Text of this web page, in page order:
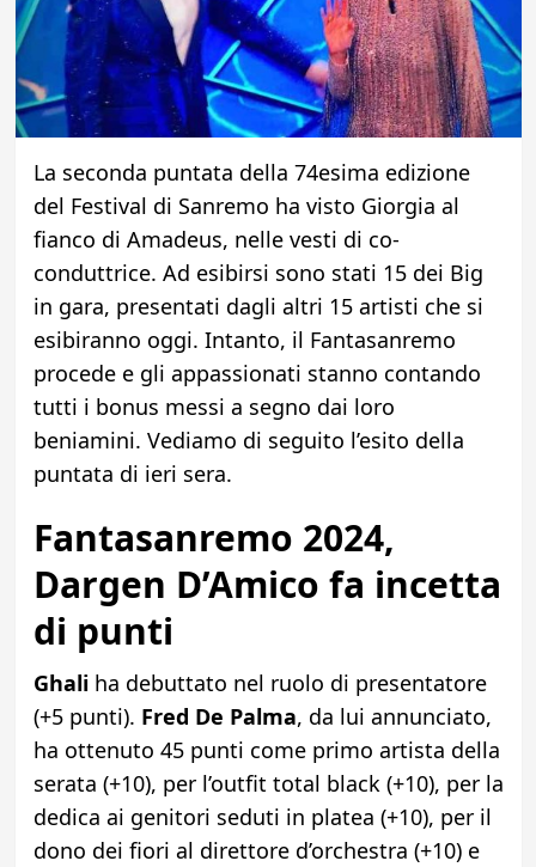
La seconda puntata della 74esima edizione
del Festival di Sanremo ha visto Giorgia al
fianco di Amadeus, nelle vesti di co-
conduttrice. Ad esibirsi sono stati 15 dei Big
in gara, presentati dagli altri 15 artisti che si
esibiranno oggi. Intanto, il Fantasanremo
procede e gli appassionati stanno contando
tutti i bonus messi a segno dai loro
beniamini. Vediamo di seguito l’esito della
puntata di ieri sera.
Fantasanremo 2024,
Dargen D’Amico fa incetta
di punti
Ghaliha debuttato nel ruolo di presentatore
(+5 punti). Fred De Palma, da lui annunciato,
ha ottenuto 45 punti come primo artista della
serata (+10), per l’outfit total black (+10), per la
dedica ai genitori seduti in platea (+10), per il
dono dei fiori al direttore d’orchestra (+10) e